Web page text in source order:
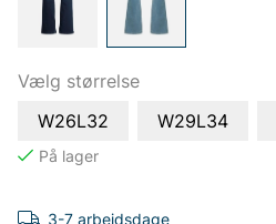
Vælg størrelse
W26L32
W29L34
3-7 arbejdsdage